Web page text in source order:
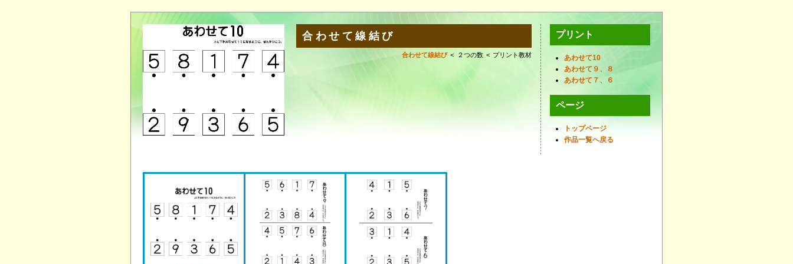
合わせて線結び
合わせて線結び ２つの数 プリント教材
プリント
あわせて10
あわせて９、８
あわせて７、６
ページ
トップページ
作品一覧へ戻る